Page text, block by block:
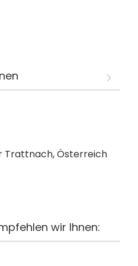
Trattnach, Österreich
wir Ihnen: